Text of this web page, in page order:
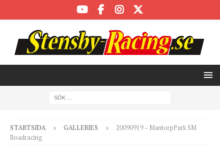
STARTSIDA GALLERIES
20090919 – MantorpPark SM
Roadracing